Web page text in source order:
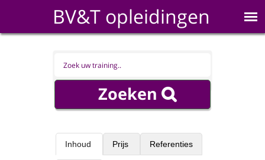
BV&T opleidingen
Inhoud Prijs Referenties